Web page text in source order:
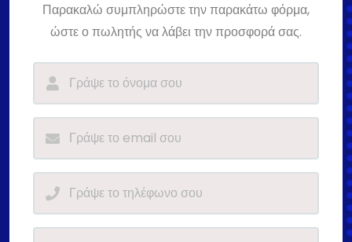
Παρακαλώ συμπληρώστε την παρακάτω φόρμα,
ώστε ο πωλητής να λάβει την προσφορά σας.